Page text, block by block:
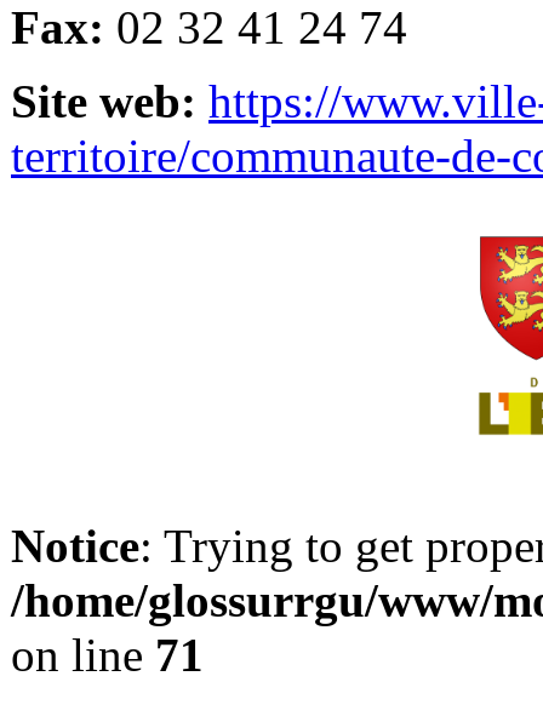
Fax: 02 32 41 24 74
Site web: https://
territoire/communaute-de-
Notice: Trying to get
/home/glossurrgu/www/
on line 71